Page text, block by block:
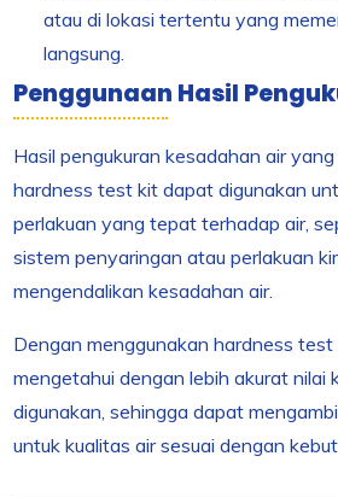
atau di lokasi tertentu yang
langsung.
Penggunaan Hasil
Hasil pengukuran kesadahan air
hardness test kit dapat digunakan
perlakuan yang tepat terhadap air,
sistem penyaringan atau perlakuan
mengendalikan kesadahan air.
Dengan menggunakan hardness
mengetahui dengan lebih akurat nilai
digunakan, sehingga dapat
untuk kualitas air sesuai dengan